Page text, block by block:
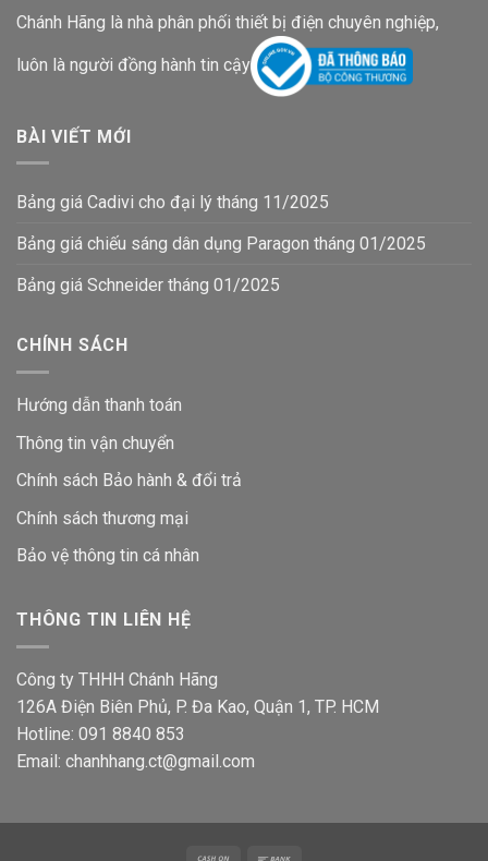
Chánh Hãng là nhà phân phối thiết bị điện chuyên nghiệp,
luôn là người đồng hành tin cậy
BÀI VIẾT MỚI
Bảng giá Cadivi cho đại lý tháng 11/2025
Bảng giá chiếu sáng dân dụng Paragon tháng 01/2025
Bảng giá Schneider tháng 01/2025
CHÍNH SÁCH
Hướng dẫn thanh toán
Thông tin vận chuyển
Chính sách Bảo hành & đổi trả
Chính sách thương mại
Bảo vệ thông tin cá nhân
THÔNG TIN LIÊN HỆ
Công ty THHH Chánh Hãng
126A Điện Biên Phủ, P. Đa Kao, Quận 1, TP. HCM
Hotline: 091 8840 853
Email: chanhhang.ct@gmail.com